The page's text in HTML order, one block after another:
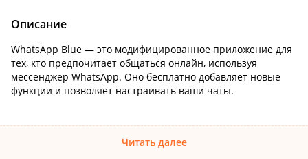
Описание
WhatsApp Blue — это модифицированное приложение для
тех, кто предпочитает общаться онлайн, используя
мессенджер WhatsApp. Оно бесплатно добавляет новые
функции и позволяет настраивать ваши чаты.
Читать далее